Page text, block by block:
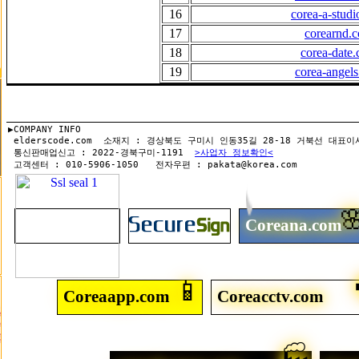
16
corea-a-
17
18
corea-
19
corea-
▶COMPANY INFO
elderscode.com  소재지 : 경상북도 구미시 인동35길 28-18 거북선 대표
통신판매업신고 : 2022-경북구미-1191 >사업자 정보확인<
Coreana.com
📱
Coreaapp.com Coreacctv.com